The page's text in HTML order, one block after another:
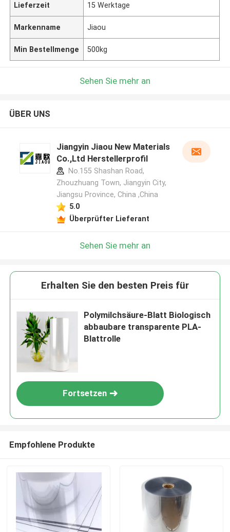
Lieferzeit 15 Werktage
Markenname Jiaou
Min Bestellmenge 500kg
Sehen Sie mehr an
ÜBER UNS
Jiangyin Jiaou New Materials
Co.,Ltd Herstellerprofil
No.155 Shashan Road,
Zhouzhuang Town, Jiangyin City,
Jiangsu Province, China ,China
5.0
Überprüfter Lieferant
Sehen Sie mehr an
Erhalten Sie den besten Preis für
Polymilchsäure-Blatt Biologisch
abbaubare transparente PLA-
Blattrolle
Fortsetzen
Empfohlene Produkte